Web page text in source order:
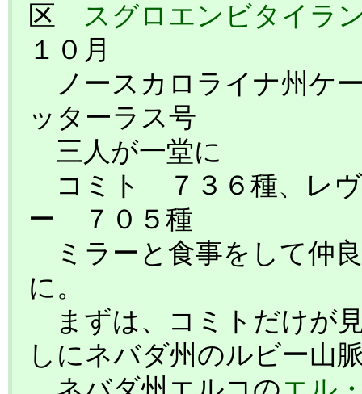
区 スグロエンビタイラ
１０月
ノースカロライナ州ケ
ッターラス号
三人が一堂に
コミト ７３６種、レ
ー ７０５種
ミラーと食事をして仲
に。
まずは、コミトだけが
しにネバダ州のルビー山